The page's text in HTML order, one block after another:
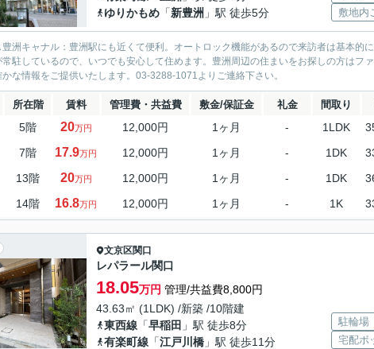
ゆりかもめ 「新豊洲 」駅 徒歩5分
敷地内
洲キャナル：豊洲駅にも近くて便利。オートロック機能があるので来訪者は基本的
常駐しているので、いつでも安心して住めます。豊洲周辺の住まいをお探しの方はフ
かな情報をご提供いたします。03-3288-1071よりご連絡下さい。
所在階 賃料 管理費・共益費 敷金/保証金 礼金 間取り
5階 20万円 12,000円 1ヶ月 - 1LDK
7階 17.9万円 12,000円 1ヶ月 - 1DK
13階 20万円 12,000円 1ヶ月 - 1DK
14階 16.8万円 12,000円 1ヶ月 - 1K
文京区関口
レパラール関口
18.05万円 管理/共益費8,800円
43.63㎡ (1LDK) /新築 /10階建
東西線 「早稲田 」駅 徒歩8分
有楽町線 「江戸川橋 」駅 徒歩11分
駐輪場
宅配ボ